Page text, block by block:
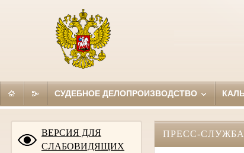
СУДЕБНОЕ ДЕЛОПРОИЗВОДСТВО
ВЕРСИЯ ДЛЯ
СЛАБОВИДЯЩИХ
ПРЕСС-СЛУЖБА